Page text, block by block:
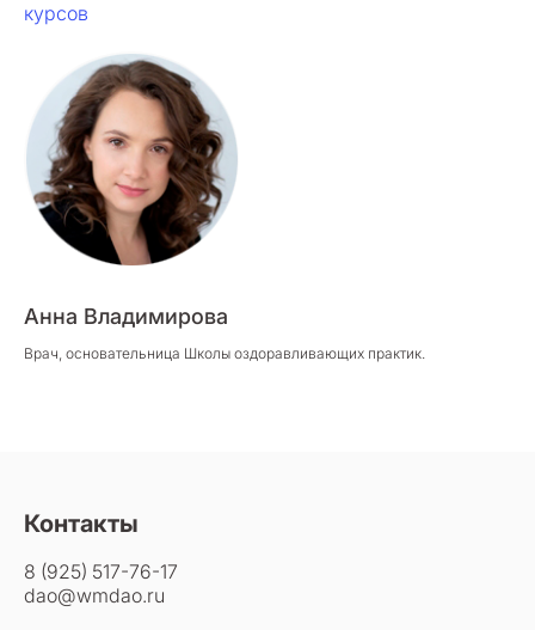
курсов
Анна Владимирова
Врач, основательница Школы оздоравливающих практик.
Контакты
8 (925) 517-76-17
dao@wmdao.ru